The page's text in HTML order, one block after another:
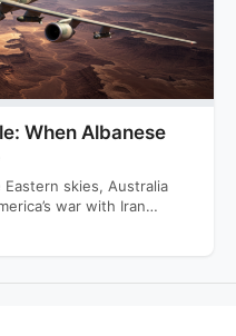
When Albanese
skies, Australia
war with Iran